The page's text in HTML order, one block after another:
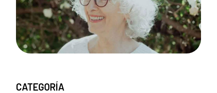
CATEGORÍA